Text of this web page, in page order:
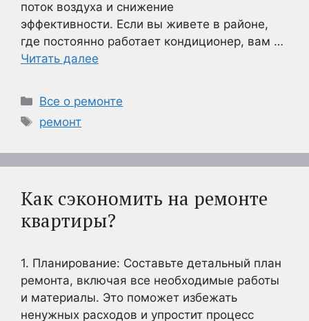
поток воздуха и снижение
эффективности. Если вы живете в районе,
где постоянно работает кондиционер, вам …
Читать далее
Рубрики
Все о ремонте
Метки
ремонт
Как сэкономить на ремонте
квартиры?
1. Планирование: Составьте детальный план
ремонта, включая все необходимые работы
и материалы. Это поможет избежать
ненужных расходов и упростит процесс